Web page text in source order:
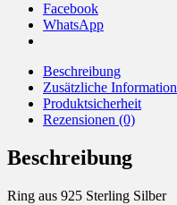
Facebook
WhatsApp
Beschreibung
Zusätzliche Information
Produktsicherheit
Rezensionen (0)
Beschreibung
Ring aus 925 Sterling Silber